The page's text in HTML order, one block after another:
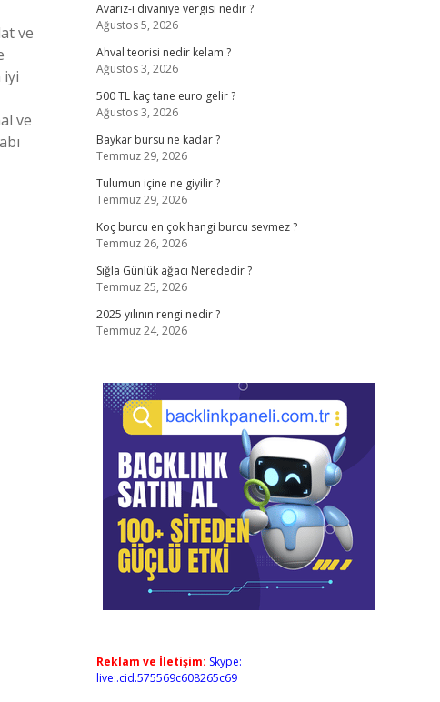
ve
iyi
ve
Avarız-i divaniye vergisi nedir ?
Ağustos 5, 2026
Ahval teorisi nedir kelam ?
Ağustos 3, 2026
500 TL kaç tane euro gelir ?
Ağustos 3, 2026
Baykar bursu ne kadar ?
Temmuz 29, 2026
Tulumun içine ne giyilir ?
Temmuz 29, 2026
Koç burcu en çok hangi burcu sevmez ?
Temmuz 26, 2026
Sığla Günlük ağacı Nerededir ?
Temmuz 25, 2026
2025 yılının rengi nedir ?
Temmuz 24, 2026
Reklam ve İletişim: Skype:
live:.cid.575569c608265c69